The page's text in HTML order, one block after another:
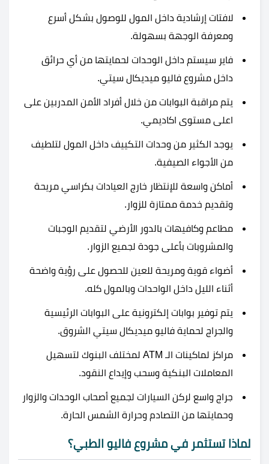
لافتات إرشادية داخل المول للوصول بشكل أسرع
ومعرفة الوجهة بسهولة.
فاير سيستم داخل الوحدات لحمايتها من أي حرائق
داخل مشروع فاليو ميديكال سيتي.
يتم مراقبة البوابات من خلال أفراد الأمن المدربين على
اعلى مستوى اكاديمي.
يوجد الكثير من وحدات التكييف داخل المول لتلطيف
من الأجواء الصيفية.
أماكن واسعة للإنتظار خارج العيادات بكراسي مريحة
وتقديم خدمة ممتازة للزوار.
مطاعم وكافيهات بالدور الأرضي لتقديم الوجبات
والمشروبات بأعلى جودة لجميع الزوار.
أضواء قوية ومريحة للعين للحصول على رؤية واضحة
أثناء الليل داخل الواحدات وبالمول كله.
يتم توفير بوابات إلكترونية على البوابات الرئيسية
والجراج لحماية فاليو ميديكال سيتي الشروق.
مراكز لماكينات الـ ATM لمختلف البنوك لتسهيل
المعاملات البنكية وسحب وإيداع النقود.
جراج واسع لركن السيارات لجميع أصحاب الوحدات والزوار
وحمايتها من التصادم وحرارة الشمس الحارة.
لماذا تستثمر في مشروع فاليو الطبي؟